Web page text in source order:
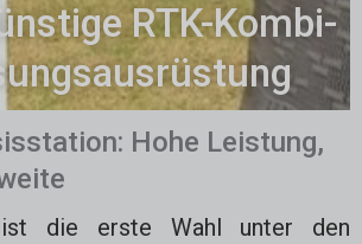
RTK-Kombi-
Hohe Leistung,
ist die erste Wahl unter den